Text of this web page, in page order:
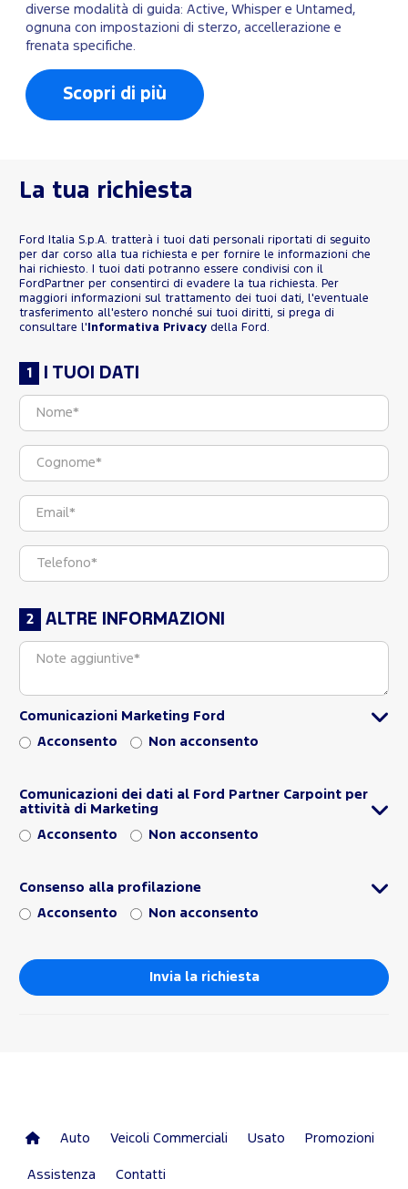
diverse modalità di guida: Active, Whisper e Untamed,
ognuna con impostazioni di sterzo, accellerazione e
frenata specifiche.
Scopri di più
La tua richiesta
Ford Italia S.p.A. tratterà i tuoi dati personali riportati di seguito
per dar corso alla tua richiesta e per fornire le informazioni che
hai richiesto. I tuoi dati potranno essere condivisi con il
FordPartner per consentirci di evadere la tua richiesta. Per
maggiori informazioni sul trattamento dei tuoi dati, l'eventuale
trasferimento all'estero nonché sui tuoi diritti, si prega di
consultare l' Informativa Privacy della Ford.
I TUOI DATI
ALTRE INFORMAZIONI
Comunicazioni Marketing Ford
Acconsento Non acconsento
Comunicazioni dei dati al Ford Partner Carpoint per
attività di Marketing
Acconsento Non acconsento
Consenso alla profilazione
Acconsento Non acconsento
Auto Veicoli Commerciali Usato Promozioni
Assistenza Contatti